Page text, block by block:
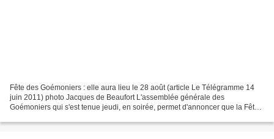
Fête des Goémoniers : elle aura lieu le 28 août (article Le Télégramme 14
juin 2011) photo Jacques de Beaufort L'assemblée générale des
Goémoniers qui s'est tenue jeudi, en soirée, permet d'annoncer que la Fête